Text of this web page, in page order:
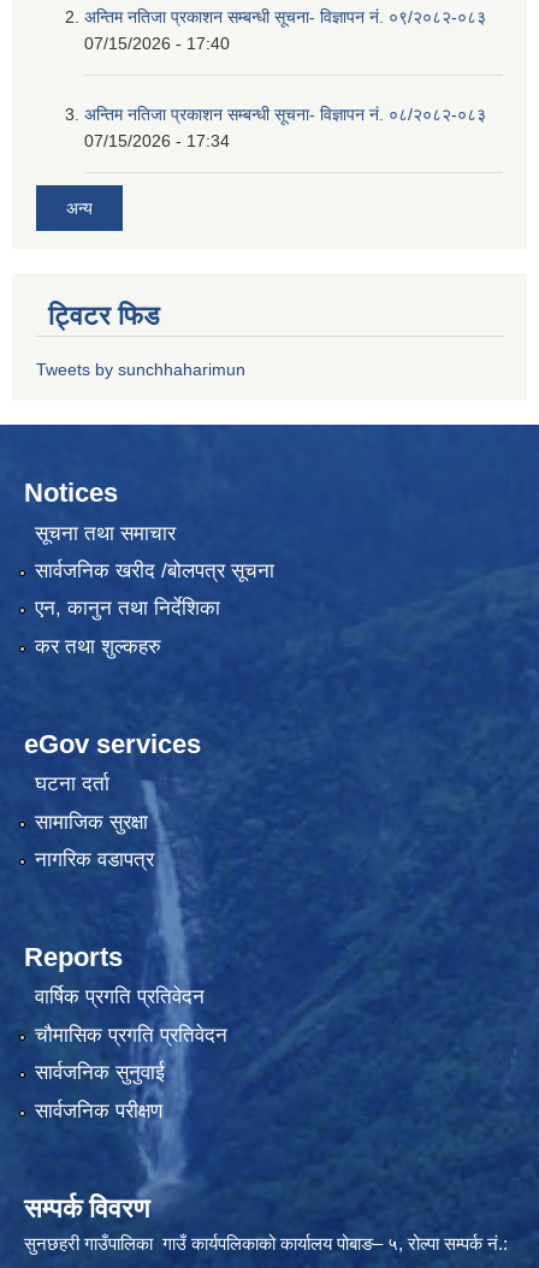
अन्तिम नतिजा प्रकाशन सम्बन्धी सूचना- विज्ञापन नं. ०९/२०८२-०८३
07/15/2026 - 17:40
अन्तिम नतिजा प्रकाशन सम्बन्धी सूचना- विज्ञापन नं. ०८/२०८२-०८३
07/15/2026 - 17:34
अन्य
ट्विटर फिड
Tweets by sunchhaharimun
Notices
सूचना तथा समाचार
सार्वजनिक खरीद /बोलपत्र सूचना
एन, कानुन तथा निर्देशिका
कर तथा शुल्कहरु
eGov services
घटना दर्ता
सामाजिक सुरक्षा
नागरिक वडापत्र
Reports
वार्षिक प्रगति प्रतिवेदन
चौमासिक प्रगति प्रतिवेदन
सार्वजनिक सुनुवाई
सार्वजनिक परीक्षण
सम्पर्क विवरण
सुनछहरी गाउँपालिका गाउँ कार्यपलिकाको कार्यालय पोबाङ– ५, रोल्पा सम्पर्क नं.: